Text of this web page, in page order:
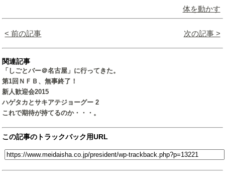
体を動かす
< 前の記事 次の記事 >
関連記事
「しごとバー＠名古屋」に行ってきた。
第1回ＮＦＢ、無事終了！
新人歓迎会2015
ハゲタカとサキアテジョーグー 2
これで期待が持てるのか・・・。
この記事のトラックバック用URL